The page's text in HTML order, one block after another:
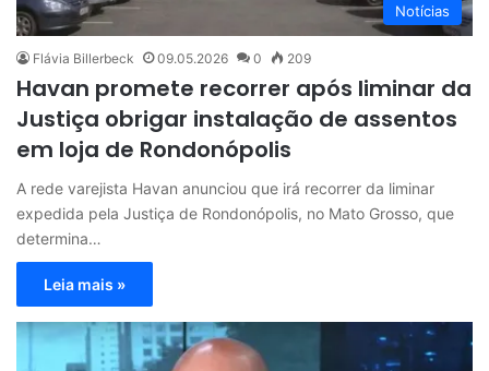
Notícias
Flávia Billerbeck 09.05.2026 0 209
Havan promete recorrer após liminar da
Justiça obrigar instalação de assentos
em loja de Rondonópolis
A rede varejista Havan anunciou que irá recorrer da liminar
expedida pela Justiça de Rondonópolis, no Mato Grosso, que
determina…
Leia mais »